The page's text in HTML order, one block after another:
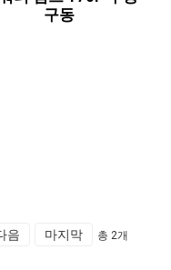
구동
음 마지막 총 2개